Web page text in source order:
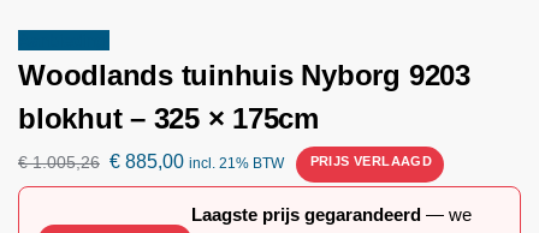
Woodlandstuinhuis Nyborg 9203
blokhut – 325 × 175cm
€1.005,26 € 885,00 incl. 21% BTW
Laagste prijs gegarandeerd — we